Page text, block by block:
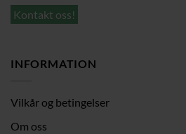
Kontakt oss!
INFORMATION
Vilkår og betingelser
Om oss